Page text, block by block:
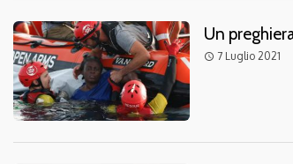
Un
access_time 7 Luglio 2021